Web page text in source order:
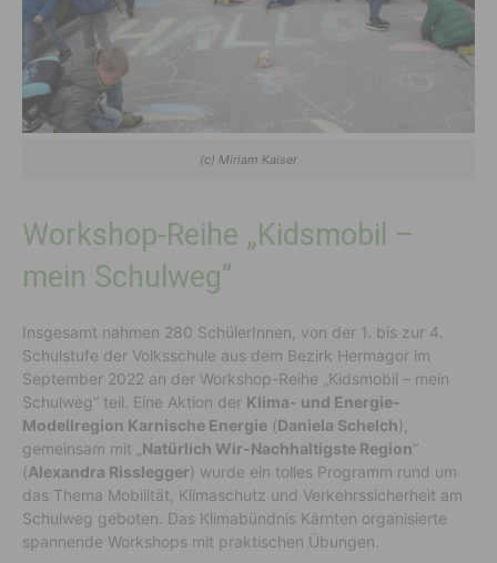
(c) Miriam Kaiser
Workshop-Reihe „Kidsmobil –
mein Schulweg“
Insgesamt nahmen 280 SchülerInnen, von der 1. bis zur 4.
Schulstufe der Volksschule aus dem Bezirk Hermagor im
September 2022 an der Workshop-Reihe „Kidsmobil – mein
Schulweg“ teil. Eine Aktion der Klima- und Energie-
Modellregion Karnische Energie (Daniela Schelch),
gemeinsam mit „ Natürlich Wir-Nachhaltigste Region“
(Alexandra Risslegger) wurde ein tolles Programm rund um
das Thema Mobilität, Klimaschutz und Verkehrssicherheit am
Schulweg geboten. Das Klimabündnis Kärnten organisierte
spannende Workshops mit praktischen Übungen.